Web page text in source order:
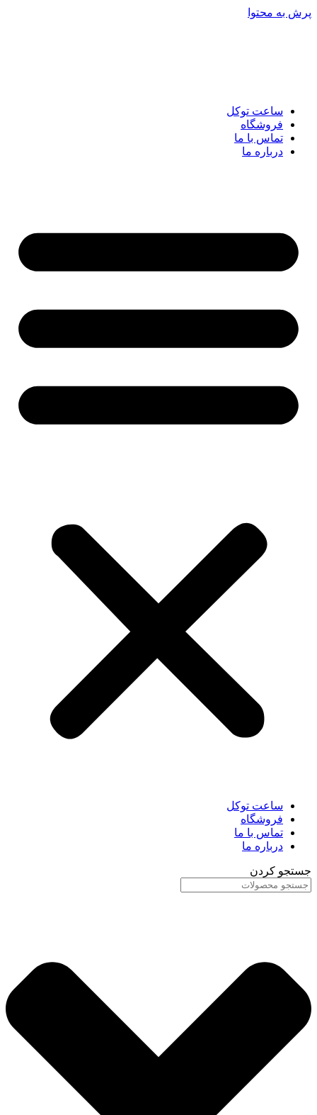
پرش به محتوا
ساعت توکل
فروشگاه
تماس با ما
درباره ما
ساعت توکل
فروشگاه
تماس با ما
درباره ما
جستجو کردن